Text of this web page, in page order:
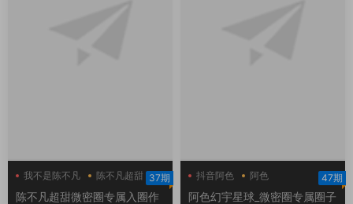
我不是陈不凡
陈不凡超甜
陈不凡超甜微密圈
37期
陈不凡超甜微密圈专属入圈作
抖音阿色
阿色
阿色幻宇星球
47期
阿色幻宇星球_微密圈专属圈子